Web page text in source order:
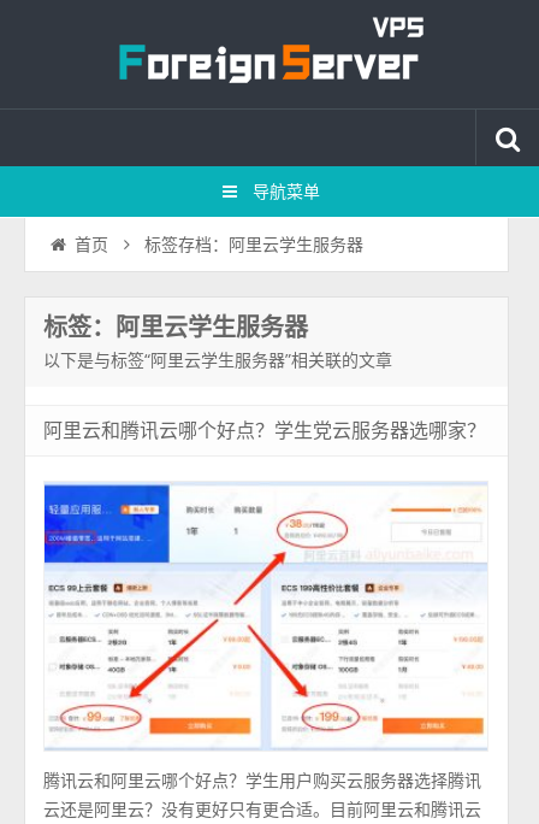
导航菜单
首页 标签存档：阿里云学生服务器
标签：阿里云学生服务器
以下是与标签“阿里云学生服务器”相关联的文章
阿里云和腾讯云哪个好点？学生党云服务器选哪家？
腾讯云和阿里云哪个好点？学生用户购买云服务器选择腾讯
云还是阿里云？没有更好只有更合适。目前阿里云和腾讯云